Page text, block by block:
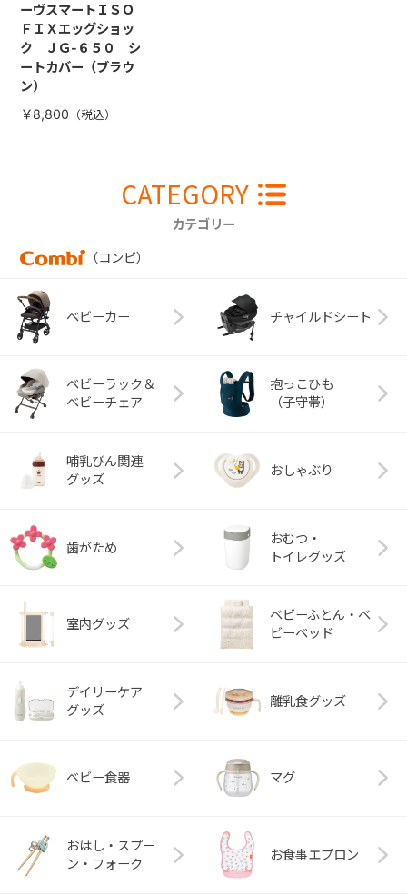
ーヴスマートＩＳＯ
ＦＩＸエッグショッ
ク ＪＧ-６５０ シ
ートカバー（ブラウ
ン）
￥8,800
CATEGORY
カテゴリー
（コンビ）
ベビーカー チャイルドシート
ベビーラック＆
ベビーチェア
抱っこひも
（子守帯）
哺乳びん関連
グッズ
おしゃぶり
歯がため
おむつ・
トイレグッズ
室内グッズ
ベビーふとん・ベ
ビーベッド
デイリーケア
グッズ
離乳食グッズ
ベビー食器 マグ
おはし・スプー
ン・フォーク
お食事エプロン